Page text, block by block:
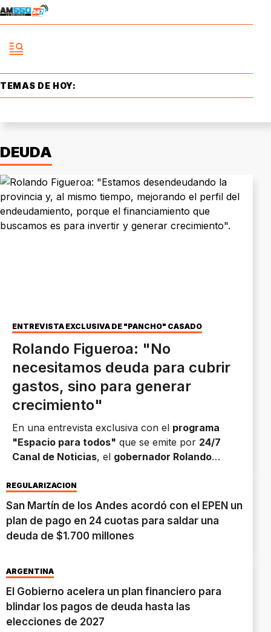
TEMAS DE HOY:
DEUDA
ENTREVISTA EXCLUSIVA DE "PANCHO" CASADO
Rolando Figueroa: "No
necesitamos deuda para cubrir
gastos, sino para generar
crecimiento"
En una entrevista exclusiva con el programa
"Espacio para todos" que se emite por 24/7
Canal de Noticias, el gobernador Rolando
crediticia y afirmó que el objetivo es obtener una
tasa competitiva para impulsar inversiones que
potencien el crecimiento económico y la calidad
de vida de los neuquinos.
REGULARIZACIÓN
San Martín de los Andes acordó con el EPEN un
plan de pago en 24 cuotas para saldar una
deuda de $1.700 millones
ARGENTINA
El Gobierno acelera un plan financiero para
blindar los pagos de deuda hasta las
elecciones de 2027